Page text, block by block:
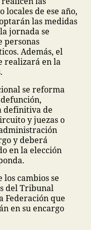
locales de ese año,
las medidas
jornada se
personas
Además, el
realizará en la
se reforma
definitiva de
y juezas o
y deberá
en la elección
cambios se
del Tribunal
Federación que
en su encargo